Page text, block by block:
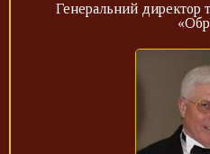
Генеральний директор